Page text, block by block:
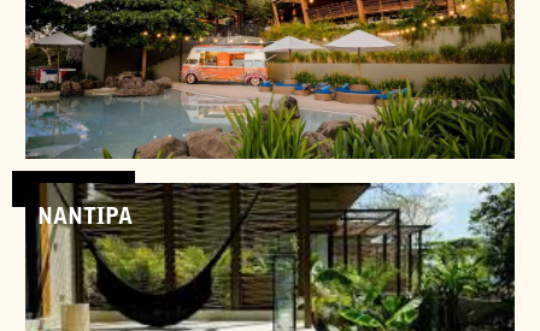
Costa Rica
NANTIPA